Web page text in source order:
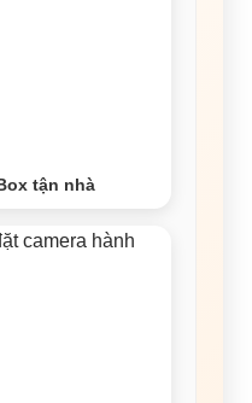
tận nhà